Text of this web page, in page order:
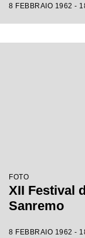
8 FEBBRAIO 1962 -
FOTO
XII Festival
Sanremo
8 FEBBRAIO 1962 -